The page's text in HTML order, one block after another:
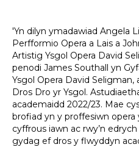
'Yn dilyn ymadawiad Angela
Perfformio Opera a Lais a
Artistig Ysgol Opera David
penodi James Southall yn
Ysgol Opera David
Dros Dro yr Ysgol.
academaidd 2022/23. Mae
brofiad yn y proffesiwn
cyffrous iawn ac rwy’n
gydag ef dros y flwyddyn